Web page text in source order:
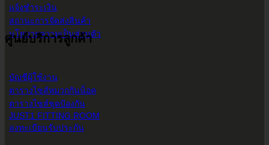
แจ้งชำระเงิน
สถานะการจัดส่งสินค้า
นโยบายความเป็นส่วนตัว
ศูนย์บริการลูกค้า
บัญชีผู้ใช้งาน
ตารางไซส์หมวกกันน็อค
ตารางไซส์ชุดป้องกัน
JUST1 FITTING ROOM
ลงทะเบียนรับประกัน